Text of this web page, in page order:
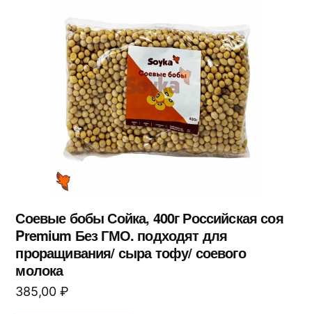
Соевые бобы Сойка, 400г Российская соя
Premium Без ГМО. подходят для
проращивания/ сыра тофу/ соевого
молока
385,00 ₽